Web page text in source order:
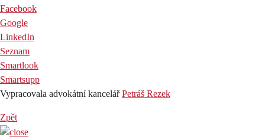
Facebook
Google
LinkedIn
Seznam
Smartlook
Smartsupp
Vypracovala advokátní kancelářPetráš Rezek
Zpět